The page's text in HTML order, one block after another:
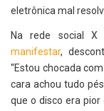
eletrônica mal
Na rede social
manifestar,
“Estou chocada
cara achou tudo
que o disco era